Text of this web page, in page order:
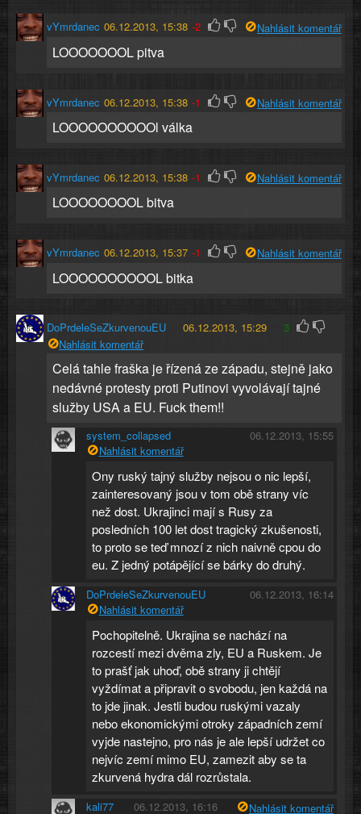
vYmrdanec 06.12.2013, 15:38 -2 Nahlásit komentář
LOOOOOOOL pitva
vYmrdanec 06.12.2013, 15:38 -1 Nahlásit komentář
LOOOOOOOOOOl válka
vYmrdanec 06.12.2013, 15:38 -1 Nahlásit komentář
LOOOOOOOOL bitva
vYmrdanec 06.12.2013, 15:37 -1 Nahlásit komentář
LOOOOOOOOOOL bitka
DoPrdeleSeZkurvenouEU 06.12.2013, 15:29
3
Nahlásit komentář
Celá tahle fraška je řízená ze západu, stejně jako
nedávné protesty proti Putinovi vyvolávají tajné
služby USA a EU. Fuck them!!
system_collapsed
06.12.2013, 15:55
Nahlásit komentář
Ony ruský tajný služby nejsou o nic lepší,
zainteresovaný jsou v tom obě strany víc
než dost. Ukrajinci mají s Rusy za
posledních 100 let dost tragický zkušenosti,
to proto se teď mnozí z nich naivně cpou do
eu. Z jedný potápějící se bárky do druhý.
DoPrdeleSeZkurvenouEU
06.12.2013, 16:14
Nahlásit komentář
Pochopitelně. Ukrajina se nachází na
rozcestí mezi dvěma zly, EU a Ruskem. Je
to prašť jak uhoď, obě strany ji chtějí
vyždímat a připravit o svobodu, jen každá na
to jde jinak. Jestli budou ruskými vazaly
nebo ekonomickými otroky západních zemí
vyjde nastejno, pro nás je ale lepší udržet co
nejvíc zemí mimo EU, zamezit aby se ta
zkurvená hydra dál rozrůstala.
kali77 06.12.2013, 16:16 Nahlásit komentář